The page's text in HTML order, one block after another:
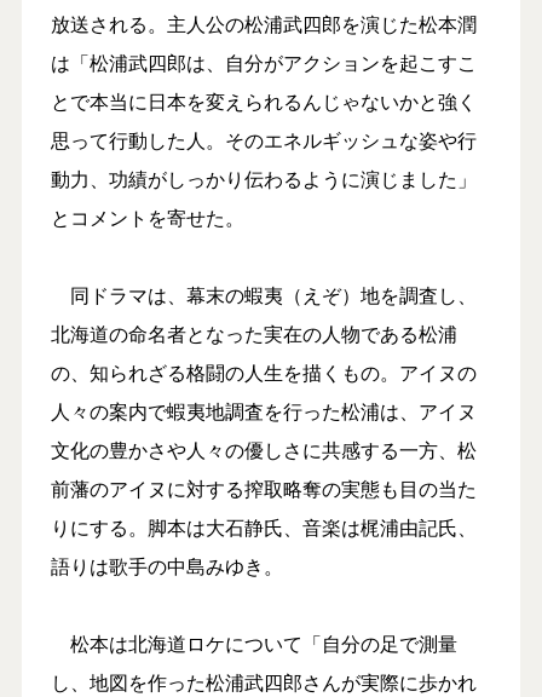
放送される。主人公の松浦武四郎を演じた松本潤
は「松浦武四郎は、自分がアクションを起こすこ
とで本当に日本を変えられるんじゃないかと強く
思って行動した人。そのエネルギッシュな姿や行
動力、功績がしっかり伝わるように演じました」
とコメントを寄せた。
同ドラマは、幕末の蝦夷（えぞ）地を調査し、
北海道の命名者となった実在の人物である松浦
の、知られざる格闘の人生を描くもの。アイヌの
人々の案内で蝦夷地調査を行った松浦は、アイヌ
文化の豊かさや人々の優しさに共感する一方、松
前藩のアイヌに対する搾取略奪の実態も目の当た
りにする。脚本は大石静氏、音楽は梶浦由記氏、
語りは歌手の中島みゆき。
松本は北海道ロケについて「自分の足で測量
し、地図を作った松浦武四郎さんが実際に歩かれ